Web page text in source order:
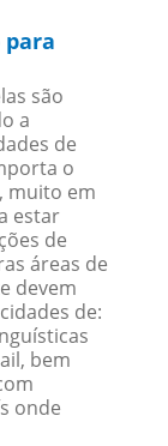
são
a
de
o
muito em
estar
de
áreas de
devem
de:
bem
onde